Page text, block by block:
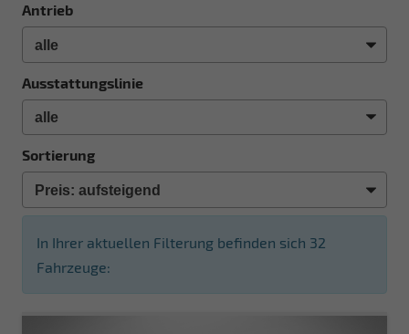
Antrieb
Ausstattungslinie
Sortierung
In Ihrer aktuellen Filterung befinden sich 32
Fahrzeuge: